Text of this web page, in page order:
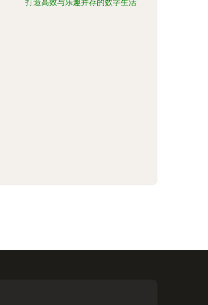
打造高效与乐趣并存的数字生活